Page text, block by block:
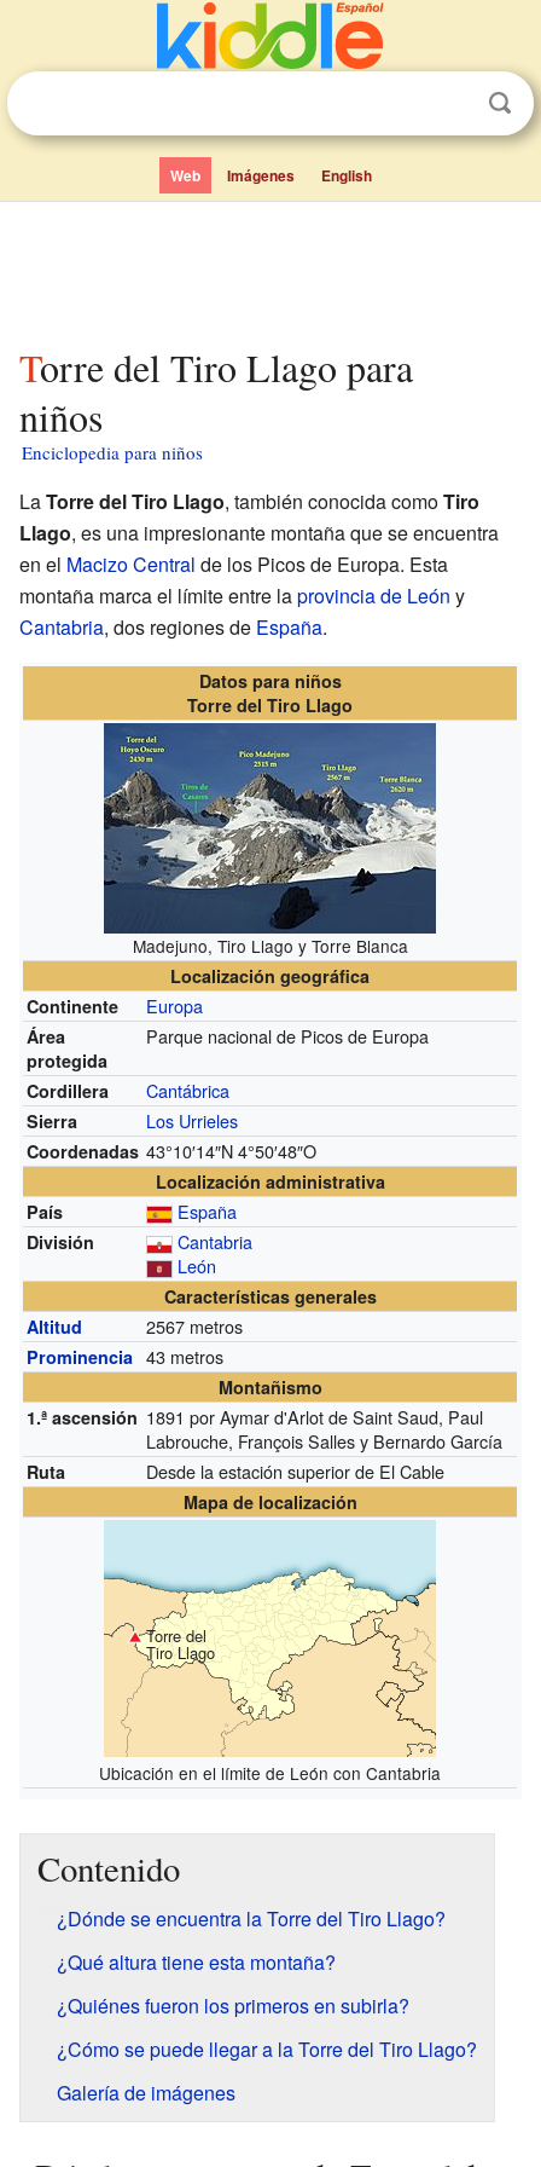
Web Imágenes English
Torre del Tiro Llago para
niños
Enciclopedia para niños
LaTorre del Tiro Llago, también conocida comoTiro
Llago, es una impresionante montaña que se encuentra
en el Macizo Central de los Picos de Europa. Esta
montaña marca el límite entre laprovincia de León y
Cantabria, dos regiones de España.
Datos para niños
Torre del Tiro Llago
Madejuno, Tiro Llago y Torre Blanca
Localización geográfica
Continente
Europa
Área
protegida
Parque nacional de Picos de Europa
Cordillera Cantábrica
Sierra Los Urrieles
Coordenadas 43°10′14″N4°50′48″O
Localización administrativa
País
España
División
Cantabria
León
Características generales
Altitud
2567 metros
Prominencia 43 metros
Montañismo
1.ª ascensión 1891 por Aymar d'Arlot de Saint Saud, Paul
Labrouche, François Salles y Bernardo García
Ruta Desde la estación superior de El Cable
Mapa de localización
Torre del
Tiro Llago
Ubicación en el límite de León con Cantabria
Contenido
¿Dónde se encuentra la Torre del Tiro Llago?
¿Qué altura tiene esta montaña?
¿Quiénes fueron los primeros en subirla?
¿Cómo se puede llegar a la Torre del Tiro Llago?
Galería de imágenes